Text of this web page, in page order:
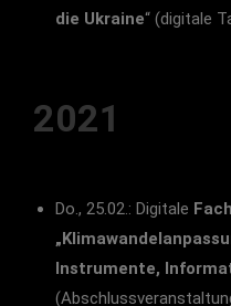
die Ukraine“ (digitale
2021
Do., 25.02.: Digitale
Instrumente,